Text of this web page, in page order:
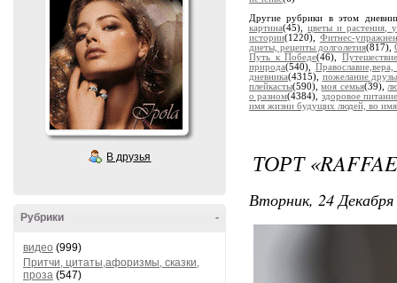
В друзья
-
Рубрики
видео (999)
Притчи, цитаты,афоризмы, сказки,
проза (547)
Другие рубрики в этом
картина(45),цветы и растения,
истории(1220), Фитнес-
диеты, рецепты долголетия(817),
Путь к Победе(46),
природа(540),
дневника(4315), пожелание
плейкасты(590),моя семья(39),
о разном(4384), здоровое
имя жизни будущих людей, во
ТОРТ
Вторник, 24